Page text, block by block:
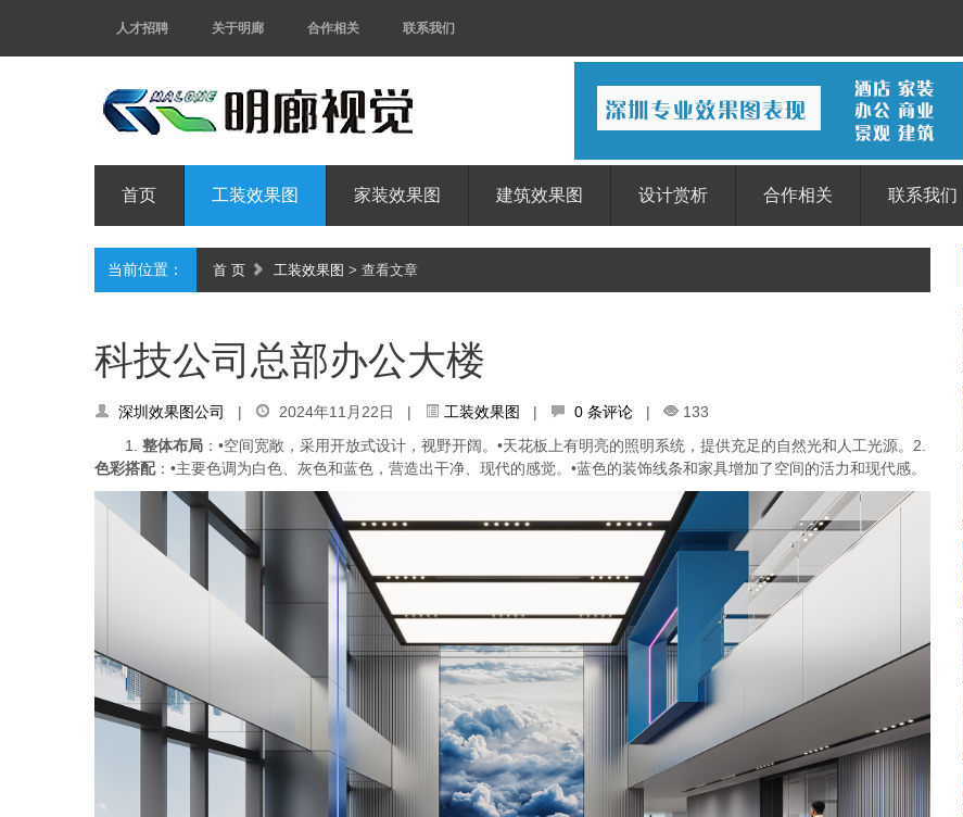
人才招聘 关于明廊 合作相关 联系我们
首页 工装效果图 家装效果图 建筑效果图 设计赏析 合作相关 联系我们
当前位置： 首 页 工装效果图 > 查看文章
科技公司总部办公大楼
深圳效果图公司 | 2024年11月22日 | 工装效果图 | 0 条评论 |
133
1. 整体布局 ：•空间宽敞，采用开放式设计，视野开阔。•天花板上有明亮的照明系统，提供充足的自然光和人工光源。2.
色彩搭配：•主要色调为白色、灰色和蓝色，营造出干净、现代的感觉。•蓝色的装饰线条和家具增加了空间的活力和现代感。